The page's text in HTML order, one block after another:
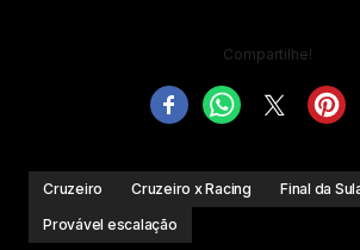
Compartilhe!
Cruzeiro Cruzeiro x Racing
Final da
Provável escalação